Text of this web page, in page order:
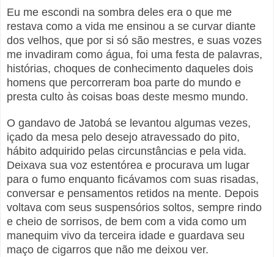
Eu me escondi na sombra deles era o que me
restava como a vida me ensinou a se curvar diante
dos velhos, que por si só são mestres, e suas vozes
me invadiram como água, foi uma festa de palavras,
histórias, choques de conhecimento daqueles dois
homens que percorreram boa parte do mundo e
presta culto às coisas boas deste mesmo mundo.
O gandavo de Jatobá se levantou algumas vezes,
içado da mesa pelo desejo atravessado do pito,
hábito adquirido pelas circunstâncias e pela vida.
Deixava sua voz estentórea e procurava um lugar
para o fumo enquanto ficávamos com suas risadas,
conversar e pensamentos retidos na mente. Depois
voltava com seus suspensórios soltos, sempre rindo
e cheio de sorrisos, de bem com a vida como um
manequim vivo da terceira idade e guardava seu
maço de cigarros que não me deixou ver.